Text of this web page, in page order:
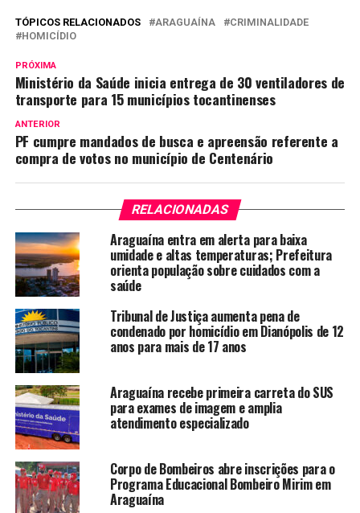
TÓPICOS RELACIONADOS ARAGUAÍNA
CRIMINALIDADE
HOMICÍDIO
PRÓXIMA
Ministério da Saúde inicia entrega de 30 ventiladores de
transporte para 15 municípios tocantinenses
ANTERIOR
PF cumpre mandados de busca e apreensão referente a
compra de votos no município de Centenário
RELACIONADAS
Araguaína entra em alerta para baixa
umidade e altas temperaturas; Prefeitura
orienta população sobre cuidados com a
saúde
Tribunal de Justiça aumenta pena de
condenado por homicídio em Dianópolis de 12
anos para mais de 17 anos
Araguaína recebe primeira carreta do SUS
para exames de imagem e amplia
atendimento especializado
Corpo de Bombeiros abre inscrições para o
Programa Educacional Bombeiro Mirim em
Araguaína